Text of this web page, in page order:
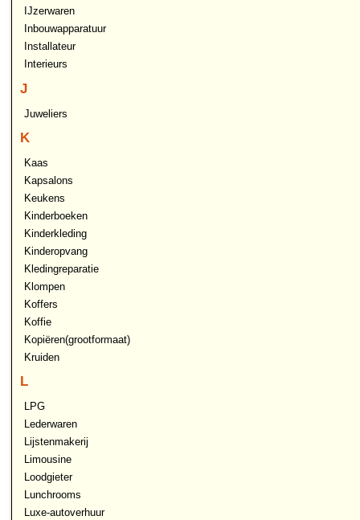
IJzerwaren
Inbouwapparatuur
Installateur
Interieurs
J
Juweliers
K
Kaas
Kapsalons
Keukens
Kinderboeken
Kinderkleding
Kinderopvang
Kledingreparatie
Klompen
Koffers
Koffie
Kopiëren(grootformaat)
Kruiden
L
LPG
Lederwaren
Lijstenmakerij
Limousine
Loodgieter
Lunchrooms
Luxe-autoverhuur